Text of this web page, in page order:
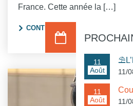
France. Cette année la […]
CONTINUER À LIRE
Août
11
11/
Août
11
11/